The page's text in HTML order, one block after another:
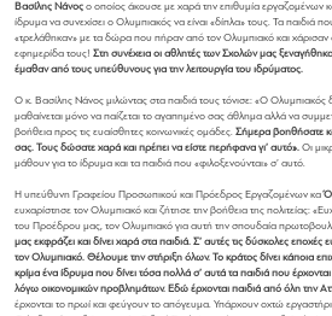
Βασίλης Νάνος ο οποίος άκουσε με χαρά την επιθυμία εργαζομένων
ίδρυμα να συνεχίσει ο Ολυμπιακός να είναι «δίπλα» τους. Τα παιδιά
«τρελάθηκαν» με τα δώρα που πήραν από τον Ολυμπιακό και χάρισαν
εφημερίδα τους! Στη συνέχεια οι αθλητές των Σχολών μας
έμαθαν από τους υπεύθυνους για την λειτουργία του ιδρύματος.
Ο κ. Βασίλης Νάνος μιλώντας στα παιδιά τους τόνισε: «Ο
μαθαίνεται μόνο να παίζεται το αγαπημένο σας άθλημα αλλά να
βοήθεια προς τις ευαίσθητες κοινωνικές ομάδες. Σήμερα βοηθήσατε
σας. Τους δώσατε χαρά και πρέπει να είστε περήφανα γι’ αυτό». Οι
μάθουν για το ίδρυμα και τα παιδιά που «φιλοξενούνται» σ’ αυτό.
Η υπεύθυνη Γραφείου Προσωπικού και Πρόεδρος Εργαζομένων κα
ευχαρίστησε τον Ολυμπιακό και ζήτησε την βοήθεια της πολιτείας:
του Προέδρου μας, τον Ολυμπιακό για αυτή την σπουδαία
μας εκφράζει και δίνει χαρά στα παιδιά. Σ’ αυτές τις δύσκολες εποχές
τον Ολυμπιακό. Θέλουμε την στήριξη όλων. Το κράτος δίνει κάποια
κρίμα ένα ίδρυμα που δίνει τόσα πολλά σ’ αυτά τα παιδιά που
λόγω οικονομικών προβλημάτων. Εδώ έρχονται παιδιά από όλη την
έρχονται το πρωί και φεύγουν το απόγευμα. Υπάρχουν οχτώ